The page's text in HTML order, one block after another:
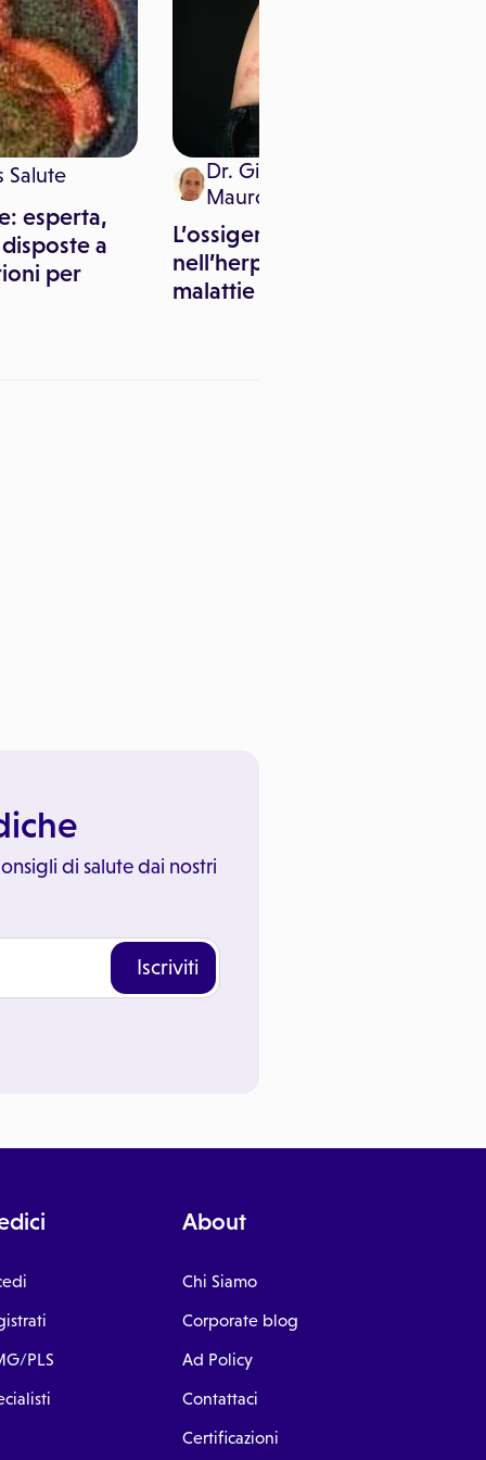
Salute
esperta,
a
per
Dr. Giambattista Di
Mauro
L’ossigeno ozonoterapia
nell’herpes zoster ed altre
malattie virali
di salute dai nostri
Iscriviti
PLS
About
Chi Siamo
Corporate blog
Ad Policy
Contattaci
Certificazioni